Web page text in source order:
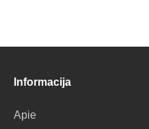
Informacija
Apie